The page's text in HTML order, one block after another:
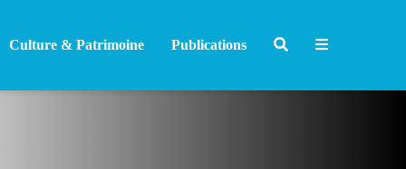
Culture & Patrimoine Publications